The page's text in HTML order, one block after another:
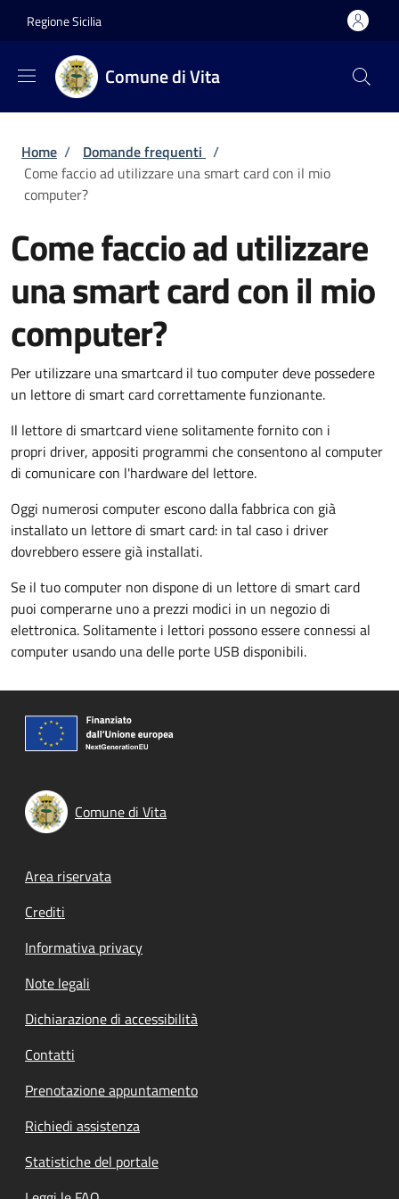
Regione Sicilia
Comune di Vita
Briciole di pane
Home / Domande frequenti /
Come faccio ad utilizzare una smart card con il mio
computer?
Come faccio ad utilizzare
una smart card con il mio
computer?
Per utilizzare una smartcard il tuo computer deve possedere
un lettore di smart card correttamente funzionante.
Il lettore di smartcard viene solitamente fornito con i
propri driver, appositi programmi che consentono al computer
di comunicare con l'hardware del lettore.
Oggi numerosi computer escono dalla fabbrica con già
installato un lettore di smart card: in tal caso i driver
dovrebbero essere già installati.
Se il tuo computer non dispone di un lettore di smart card
puoi comperarne uno a prezzi modici in un negozio di
elettronica. Solitamente i lettori possono essere connessi al
computer usando una delle porte USB disponibili.
Comune di Vita
Footer menu
Area riservata
Crediti
Informativa privacy
Note legali
Dichiarazione di accessibilità
Contatti
Prenotazione appuntamento
Richiedi assistenza
Statistiche del portale